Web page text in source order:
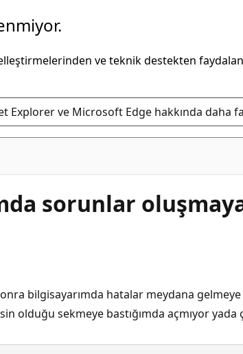
ve teknik destekten
Explorer ve Microsoft Edge hakkında daha
sorunlar
bilgisayarımda hatalar meydana gelmeye
olduğu sekmeye bastığımda açmıyor yada